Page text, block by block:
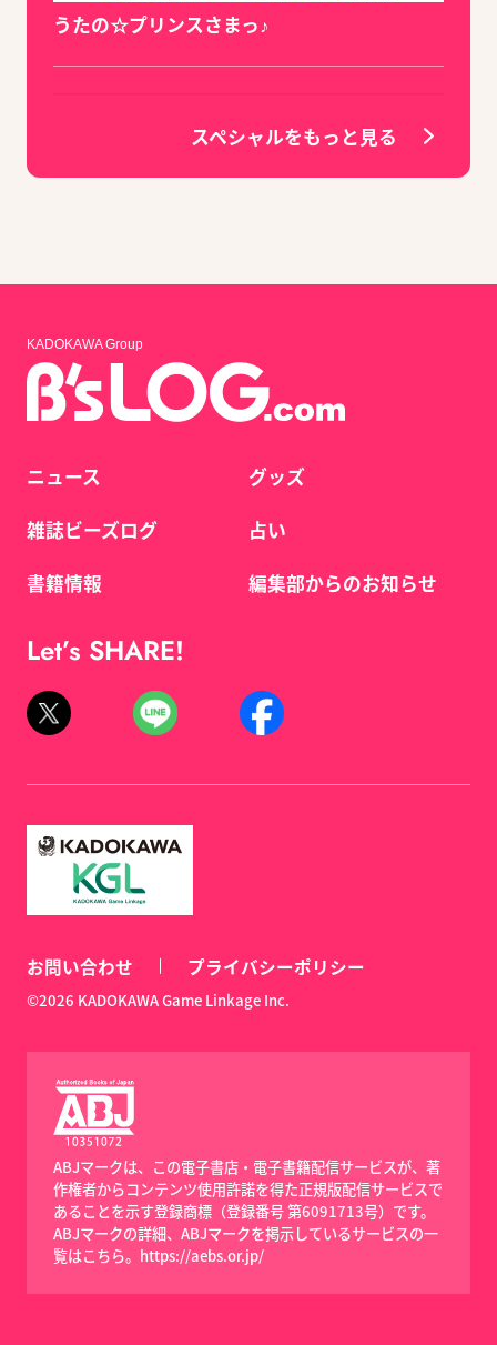
うたの☆プリンスさまっ♪
スペシャルをもっと見る
KADOKAWA Group
ニュース
雑誌ビーズログ
書籍情報
グッズ
占い
編集部からのお知らせ
Let’s SHARE!
お問い合わせ プライバシーポリシー
©2026 KADOKAWA Game Linkage Inc.
ABJマークは、この電子書店・電子書籍配信サービスが、著
作権者からコンテンツ使用許諾を得た正規版配信サービスで
あることを示す登録商標（登録番号 第6091713号）です。
ABJマークの詳細、ABJマークを掲示しているサービスの一
覧はこちら。 https://aebs.or.jp/